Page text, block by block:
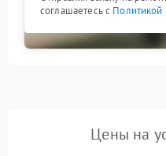
соглашаетесь с Политикой
Цены на